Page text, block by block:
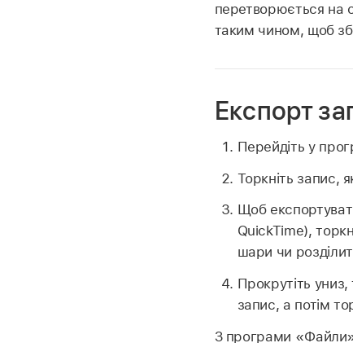
перетворюється на
таким чином, щоб
Експорт
Перейдіть у
Торкніть запис,
Щоб
QuickTime),
шари чи
Прокрутіть
запис, а потім
З програми